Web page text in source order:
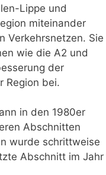
Lippe und
miteinander
Verkehrsnetzen. Sie
wie die A2 und
der
Region bei.
in den 1980er
Abschnitten
wurde schrittweise
Abschnitt im Jahr